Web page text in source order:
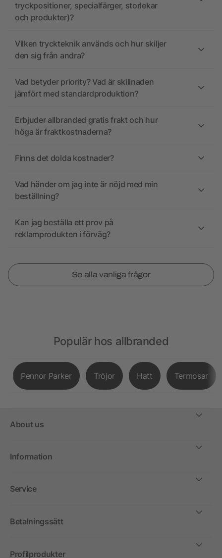
tryckpositioner, specialfärger, storlekar
och produkter)?
Vilken tryckteknik används och hur skiljer
den sig från andra?
Vad betyder priority? Vad är skillnaden
jämfört med standardproduktion?
Erbjuder allbranded gratis frakt och hur
höga är fraktkostnaderna?
Finns det dolda kostnader?
Vad händer om jag inte är nöjd med min
beställning?
Kan jag beställa ett prov på
reklamprodukten i förväg?
Se alla vanliga frågor
Populär hos allbranded
Pennor Parker Tröjor Hatt Termosar
About us
Information
Service
Betalningssätt
Profilprodukter